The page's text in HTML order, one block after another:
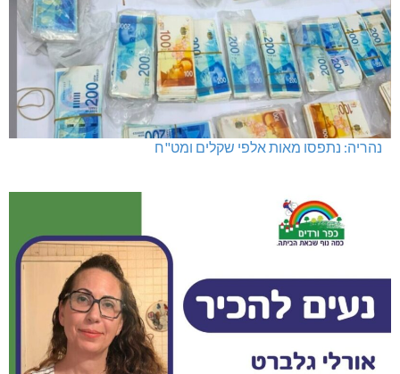
נהריה: נתפסו מאות אלפי שקלים ומט"ח